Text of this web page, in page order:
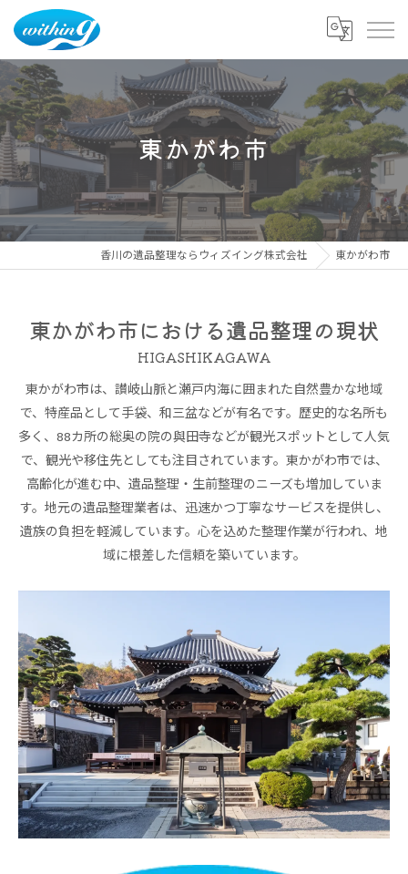
東かがわ市
香川の遺品整理ならウィズイング株式会社 東かがわ市
東かがわ市における遺品整理の現状
HIGASHIKAGAWA
東かがわ市は、讃岐山脈と瀬戸内海に囲まれた自然豊かな地域
で、特産品として手袋、和三盆などが有名です。歴史的な名所も
多く、88カ所の総奥の院の與田寺などが観光スポットとして人気
で、観光や移住先としても注目されています。東かがわ市では、
高齢化が進む中、遺品整理・生前整理のニーズも増加していま
す。地元の遺品整理業者は、迅速かつ丁寧なサービスを提供し、
遺族の負担を軽減しています。心を込めた整理作業が行われ、地
域に根差した信頼を築いています。